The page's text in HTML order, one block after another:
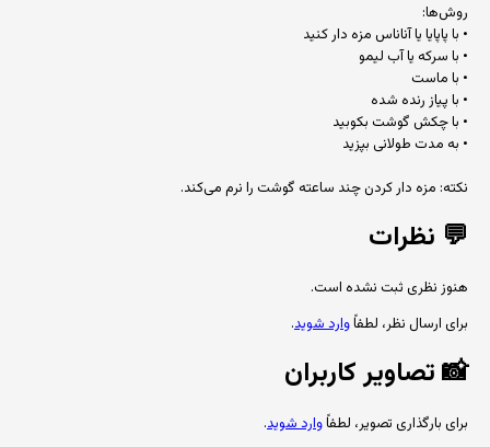
روش‌ها:
• با پاپایا یا آناناس مزه دار کنید
• با سرکه یا آب لیمو
• با ماست
• با پیاز رنده شده
• با چکش گوشت بکوبید
• به مدت طولانی بپزید
نکته: مزه دار کردن چند ساعته گوشت را نرم می‌کند.
💬 نظرات
هنوز نظری ثبت نشده است.
برای ارسال نظر، لطفاًوارد شوید.
📸تصاویر کاربران
برای بارگذاری تصویر، لطفاًوارد شوید.